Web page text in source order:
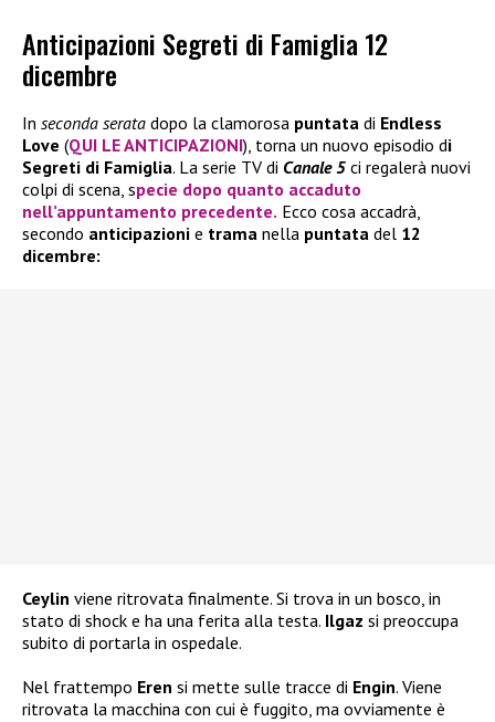
Anticipazioni Segreti di Famiglia 12
dicembre
In seconda serata dopo la clamorosa puntata di Endless
Love (QUI LE ANTICIPAZIONI), torna un nuovo episodio di
Segreti di Famiglia. La serie TV di Canale 5 ci regalerà nuovi
colpi di scena, specie dopo quanto accaduto
nell’appuntamento precedente. Ecco cosa accadrà,
secondo anticipazioni e trama nella puntata del 12
dicembre:
Ceylin viene ritrovata finalmente. Si trova in un bosco, in
stato di shock e ha una ferita alla testa. Ilgaz si preoccupa
subito di portarla in ospedale.
Nel frattempo Eren si mette sulle tracce di Engin. Viene
ritrovata la macchina con cui è fuggito, ma ovviamente è